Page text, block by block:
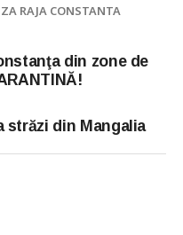
RAJA CONSTANTA
din zone de
străzi din Mangalia